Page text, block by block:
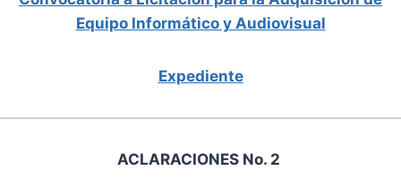
Equipo Informático y Audiovisual
Expediente
ACLARACIONES No. 2